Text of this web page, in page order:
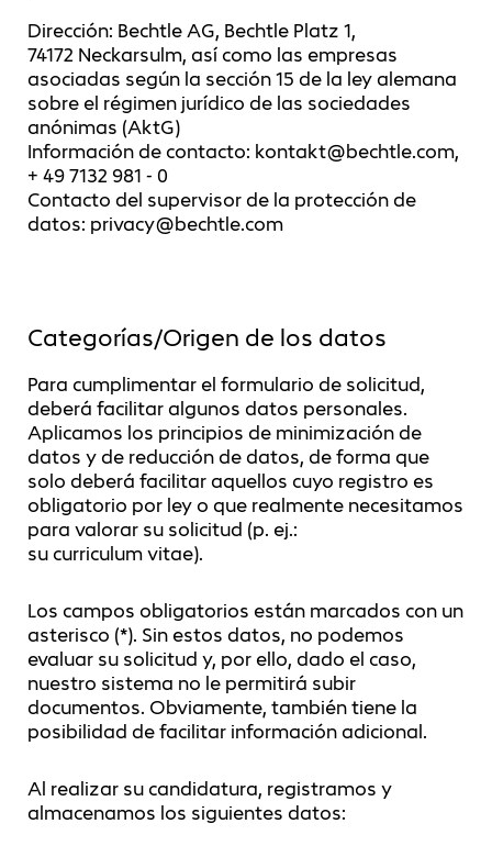
Dirección: Bechtle AG, Bechtle Platz 1,
74172 Neckarsulm, así como las empresas
asociadas según la sección 15 de la ley alemana
sobre el régimen jurídico de las sociedades
anónimas (AktG)
Información de contacto: kontakt@bechtle.com,
+ 49 7132 981 - 0
Contacto del supervisor de la protección de
datos: privacy@bechtle.com
Categorías/Origen de los datos
Para cumplimentar el formulario de solicitud,
deberá facilitar algunos datos personales.
Aplicamos los principios de minimización de
datos y de reducción de datos, de forma que
solo deberá facilitar aquellos cuyo registro es
obligatorio por ley o que realmente necesitamos
para valorar su solicitud (p. ej.:
su curriculum vitae).
Los campos obligatorios están marcados con un
asterisco (*). Sin estos datos, no podemos
evaluar su solicitud y, por ello, dado el caso,
nuestro sistema no le permitirá subir
documentos. Obviamente, también tiene la
posibilidad de facilitar información adicional.
Al realizar su candidatura, registramos y
almacenamos los siguientes datos: